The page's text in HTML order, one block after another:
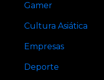
Gamer
Cultura Asiática
Empresas
Deporte